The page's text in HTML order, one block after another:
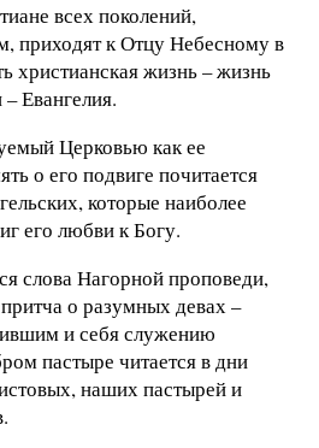
всех поколений,
приходят к Отцу Небесному в
христианская жизнь – жизнь
Евангелия.
Церковью как ее
о его подвиге почитается
которые наиболее
его любви к Богу.
слова Нагорной проповеди,
о разумных девах –
и себя служению
пастыре читается в дни
наших пастырей и